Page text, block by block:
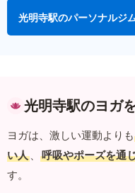
光明寺駅のパーソナルジ
光明寺駅のヨガ
ヨガは、激しい運動よりも
い人 、 呼吸やポーズを通
す。